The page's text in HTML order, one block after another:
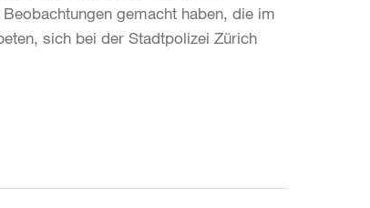
gemacht haben, die im
sich bei der Stadtpolizei Zürich